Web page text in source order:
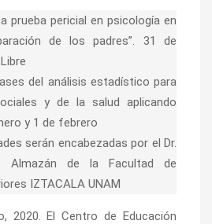
prueba pericial en psicología en
de los padres”. 31 de
del análisis estadístico para
y de la salud aplicando
y 1 de febrero
serán encabezadas por el Dr.
Almazán de la Facultad de
IZTACALA UNAM
2020.El Centro de Educación